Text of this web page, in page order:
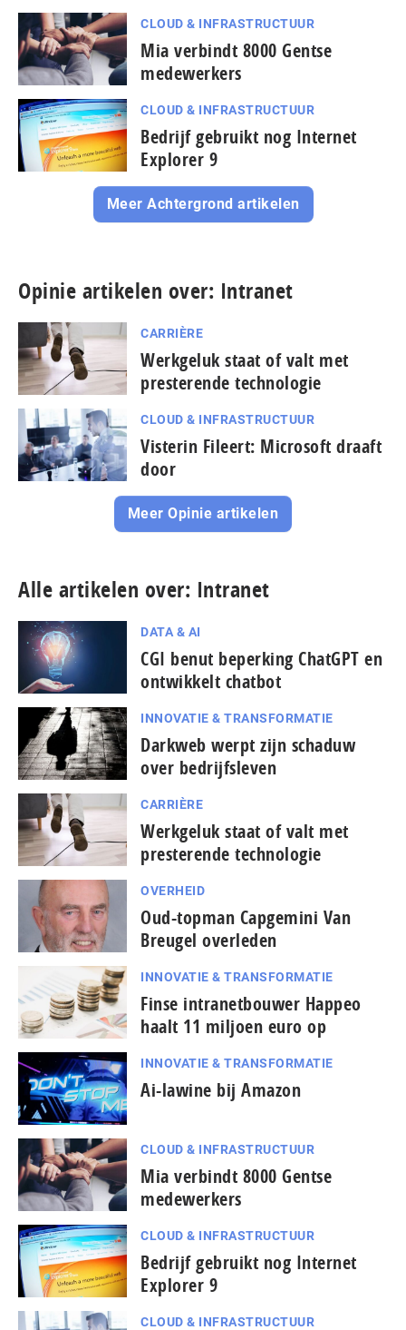
CLOUD & INFRASTRUCTUUR
Mia verbindt 8000 Gentse
medewerkers
CLOUD & INFRASTRUCTUUR
Bedrijf gebruikt nog Internet
Explorer 9
Meer Achtergrond artikelen
Opinie artikelen over: Intranet
CARRIÈRE
Werkgeluk staat of valt met
presterende technologie
CLOUD & INFRASTRUCTUUR
Visterin Fileert: Microsoft draaft
door
Meer Opinie artikelen
Alle artikelen over: Intranet
DATA & AI
CGI benut beperking ChatGPT en
ontwikkelt chatbot
INNOVATIE & TRANSFORMATIE
Darkweb werpt zijn schaduw
over bedrijfsleven
CARRIÈRE
Werkgeluk staat of valt met
presterende technologie
OVERHEID
Oud-topman Capgemini Van
Breugel overleden
INNOVATIE & TRANSFORMATIE
Finse intranetbouwer Happeo
haalt 11 miljoen euro op
INNOVATIE & TRANSFORMATIE
Ai-lawine bij Amazon
CLOUD & INFRASTRUCTUUR
Mia verbindt 8000 Gentse
medewerkers
CLOUD & INFRASTRUCTUUR
Bedrijf gebruikt nog Internet
Explorer 9
CLOUD & INFRASTRUCTUUR